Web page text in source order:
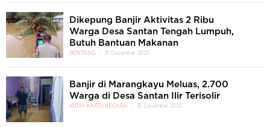
Dikepung Banjir Aktivitas 2 Ribu
Warga Desa Santan Tengah Lumpuh,
Butuh Bantuan Makanan
BONTANG 31 Desember 2025
Banjir di Marangkayu Meluas, 2.700
Warga di Desa Santan Ilir Terisolir
KUTAI KARTANEGARA 31 Desember 2025